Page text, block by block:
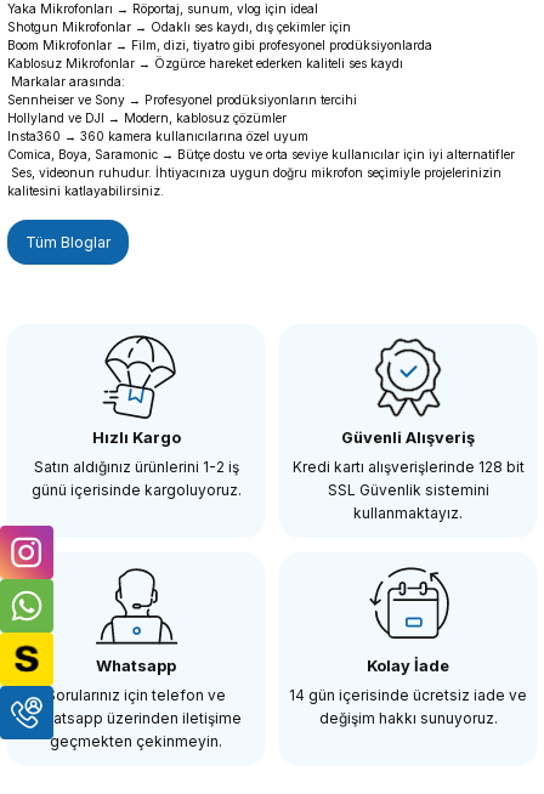
Yaka Mikrofonları → Röportaj, sunum, vlog için ideal
Shotgun Mikrofonlar → Odaklı ses kaydı, dış çekimler için
Boom Mikrofonlar → Film, dizi, tiyatro gibi profesyonel prodüksiyonlarda
Kablosuz Mikrofonlar → Özgürce hareket ederken kaliteli ses kaydı
Markalar arasında:
Sennheiser ve Sony → Profesyonel prodüksiyonların tercihi
Hollyland ve DJI → Modern, kablosuz çözümler
Insta360 → 360 kamera kullanıcılarına özel uyum
Comica, Boya, Saramonic → Bütçe dostu ve orta seviye kullanıcılar için iyi alternatifler
Ses, videonun ruhudur. İhtiyacınıza uygun doğru mikrofon seçimiyle projelerinizin
kalitesini katlayabilirsiniz.
Tüm Bloglar
Hızlı Kargo
Satın aldığınız ürünlerini 1-2 iş
günü içerisinde kargoluyoruz.
Güvenli Alışveriş
Kredi kartı alışverişlerinde 128 bit
SSL Güvenlik sistemini
kullanmaktayız.
Whatsapp
Sorularınız için telefon ve
Whatsapp üzerinden iletişime
geçmekten çekinmeyin.
Kolay İade
14 gün içerisinde ücretsiz iade ve
değişim hakkı sunuyoruz.